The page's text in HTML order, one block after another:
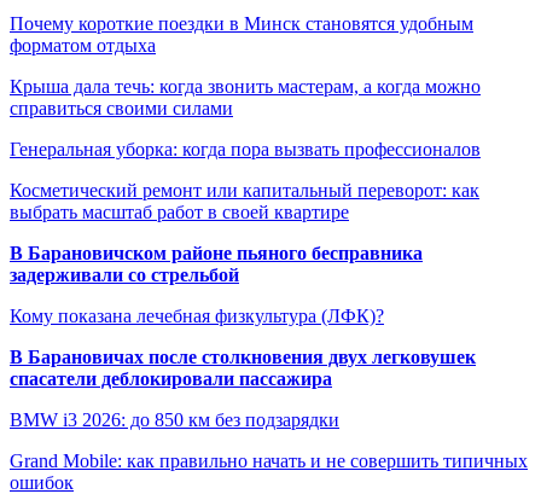
Почему короткие поездки в Минск становятся удобным
форматом отдыха
Крыша дала течь: когда звонить мастерам, а когда можно
справиться своими силами
Генеральная уборка: когда пора вызвать профессионалов
Косметический ремонт или капитальный переворот: как
выбрать масштаб работ в своей квартире
В Барановичском районе пьяного бесправника
задерживали со стрельбой
Кому показана лечебная физкультура (ЛФК)?
В Барановичах после столкновения двух легковушек
спасатели деблокировали пассажира
BMW i3 2026: до 850 км без подзарядки
Grand Mobile: как правильно начать и не совершить типичных
ошибок